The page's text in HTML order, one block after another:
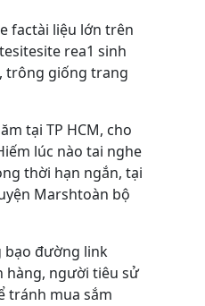
factài liệu lớn trên
rea1 sinh
trông giống trang
tại TP HCM, cho
lúc nào tai nghe
thời hạn ngắn, tại
Marshtoàn bộ
bạo đường link
hàng, người tiêu sử
tránh mua sắm